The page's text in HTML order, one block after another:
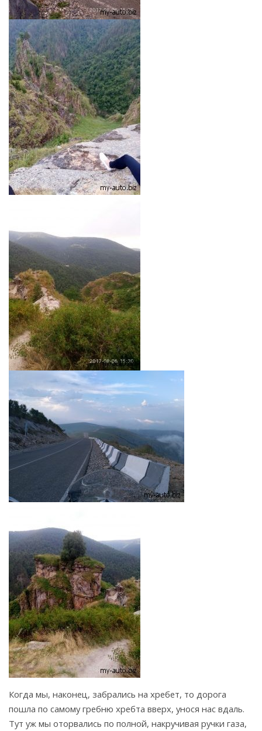
Когда мы, наконец, забрались на хребет, то дорога
пошла по самому гребню хребта вверх, унося нас вдаль.
Тут уж мы оторвались по полной, накручивая ручки газа,